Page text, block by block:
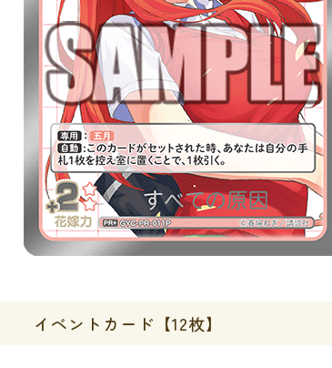
イベントカード【12枚】